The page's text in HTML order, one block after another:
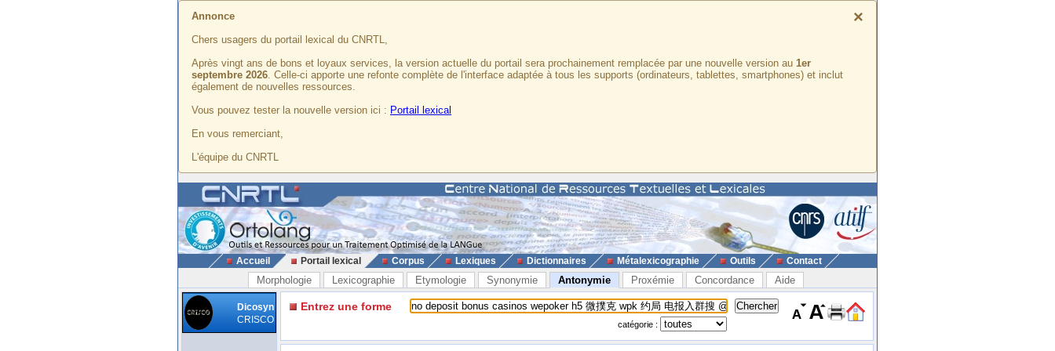
×
Annonce
Chers usagers du portail lexical du CNRTL,
Après vingt ans de bons et loyaux services, la version actuelle du portail sera prochainement remplacée par une nouvelle version au 1er
septembre 2026. Celle-ci apporte une refonte complète de l'interface adaptée à tous les supports (ordinateurs, tablettes, smartphones) et inclut
également de nouvelles ressources.
Vous pouvez tester la nouvelle version ici : Portail lexical
En vous remerciant,
L'équipe du CNRTL
Accueil Portail lexical Corpus Lexiques Dictionnaires Métalexicographie Outils Contact
Morphologie Lexicographie Etymologie Synonymie Antonymie Proxémie Concordance Aide
Dicosyn
CRISCO
Entrez une forme
catégorie :